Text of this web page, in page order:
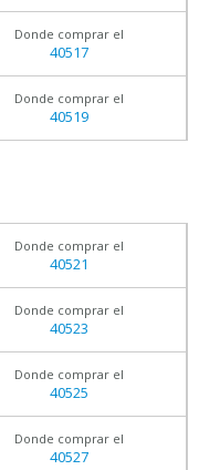
Donde comprar el
40517
Donde comprar el
40519
Donde comprar el
40521
Donde comprar el
40523
Donde comprar el
40525
Donde comprar el
40527